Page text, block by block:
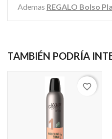
Ademas REGALO Bolso
TAMBIÉN PODRÍA
favorite_border